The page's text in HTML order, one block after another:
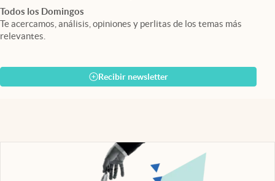
Todos los Domingos
Te acercamos, análisis, opiniones y perlitas de los temas más
relevantes.
Recibir newsletter